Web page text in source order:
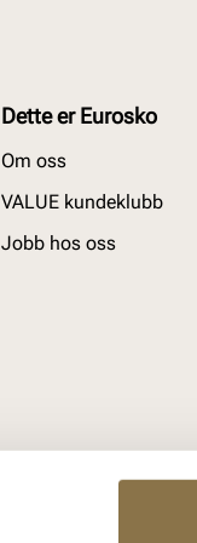
Dette er Eurosko
Om oss
VALUE kundeklubb
Jobb hos oss